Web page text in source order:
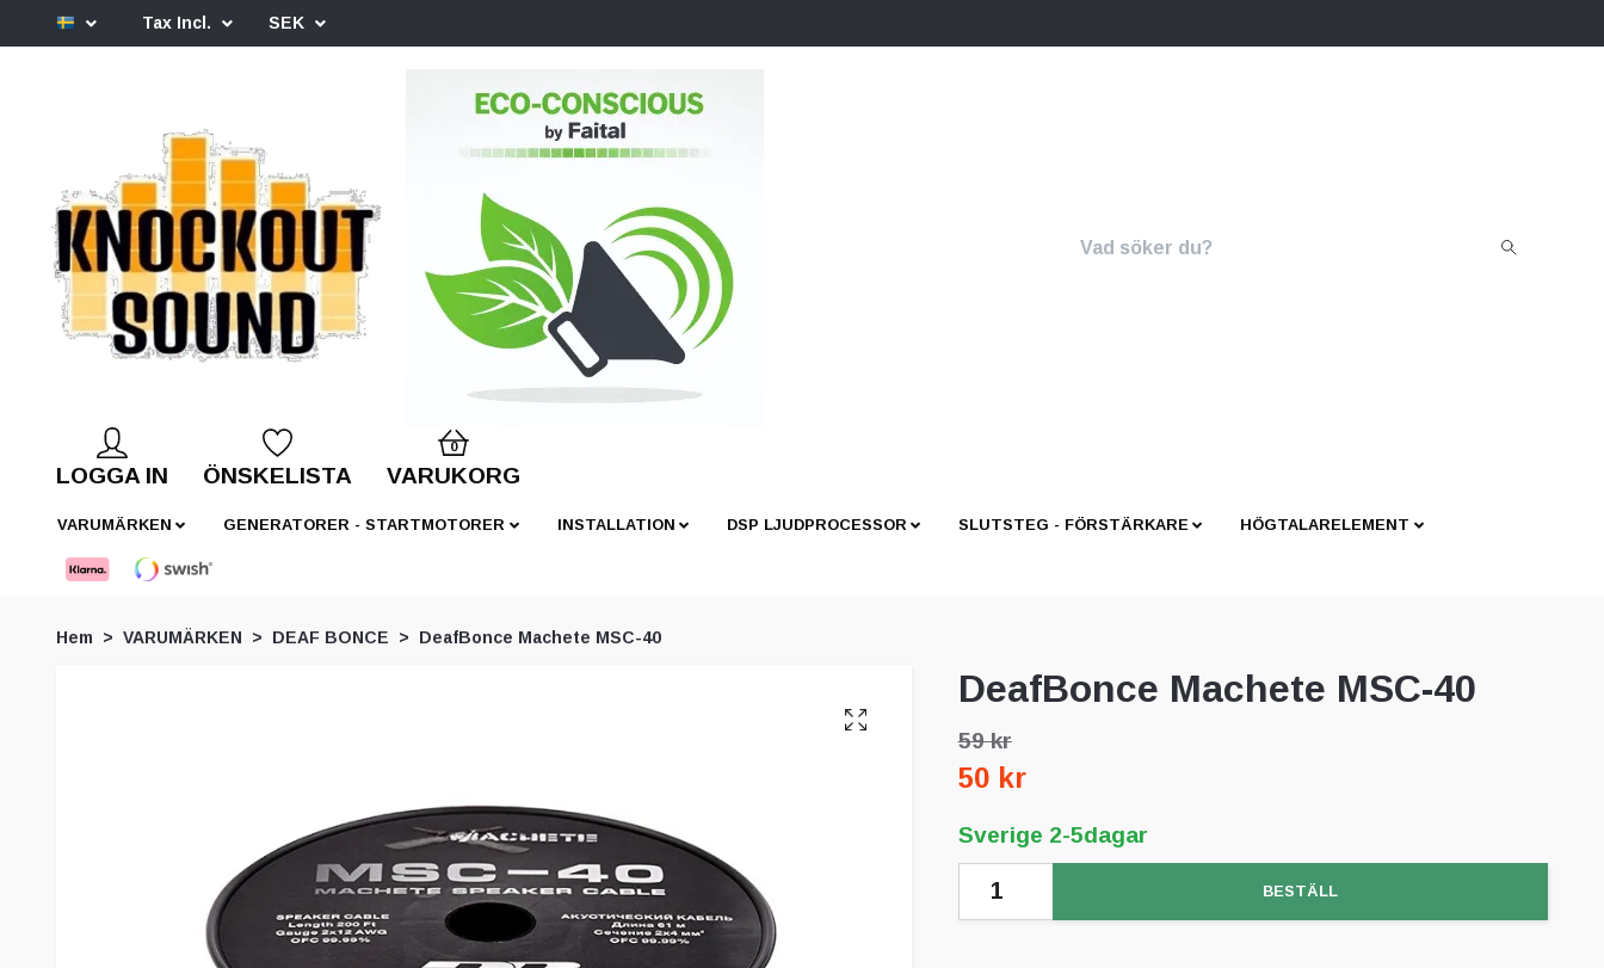
Tax Incl. SEK
LOGGA IN ÖNSKELISTA
0
VARUKORG
VARUMÄRKEN GENERATORER - STARTMOTORER INSTALLATION DSP LJUDPROCESSOR SLUTSTEG - FÖRSTÄRKARE HÖGTALARELEMENT
Hem VARUMÄRKEN DEAF BONCE DeafBonce Machete MSC-40
DeafBonce Machete MSC-40
59 kr
50 kr
Sverige 2-5dagar
BESTÄLL